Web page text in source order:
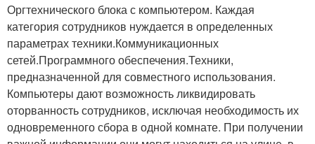
Оргтехнического блока с компьютером. Каждая
категория сотрудников нуждается в определенных
параметрах техники.Коммуникационных
сетей.Программного обеспечения.Техники,
предназначенной для совместного использования.
Компьютеры дают возможность ликвидировать
оторванность сотрудников, исключая необходимость их
одновременного сбора в одной комнате. При получении